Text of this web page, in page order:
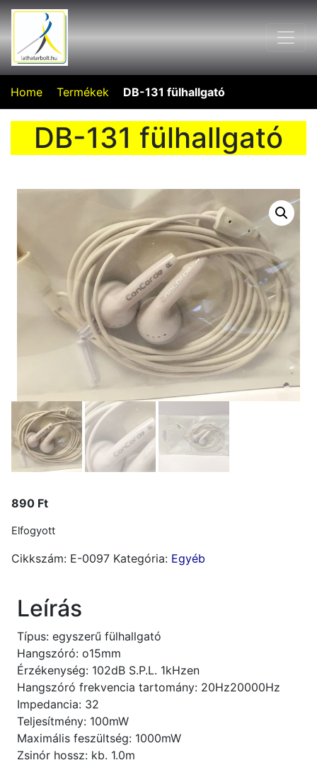
Home Termékek DB-131 fülhallgató
DB-131 fülhallgató
890 Ft
Elfogyott
Cikkszám: E-0097 Kategória: Egyéb
Leírás
Típus: egyszerű fülhallgató
Hangszóró: o15mm
Érzékenység: 102dB S.P.L. 1kHzen
Hangszóró frekvencia tartomány: 20Hz20000Hz
Impedancia: 32
Teljesítmény: 100mW
Maximális feszültség: 1000mW
Zsinór hossz: kb. 1.0m